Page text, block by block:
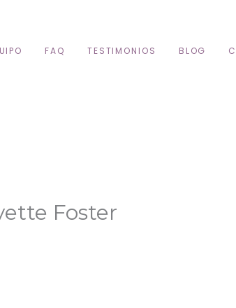
FAQ TESTIMONIOS BLOG
Foster